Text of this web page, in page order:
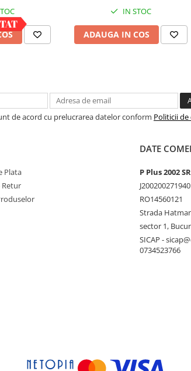
poate fi conectat la un
Filax : un
milisecunde), astfel
vor continua sa
instalare
IN STOC
ADAUGA IN COS
de acord cu prelucrarea datelor conform Politicii
Plata
Retur
DATE
P Plus 2002
RO14560121
Strada
sector 1,
SICAP -
0734523766